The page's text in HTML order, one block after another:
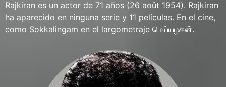
Rajkiran es un actor de 71 años (26 août 1954). Rajkiran
ha aparecido en ninguna serie y 11 películas. En el cine,
como Sokkalingam en el largometraje மெய்யழகன்.